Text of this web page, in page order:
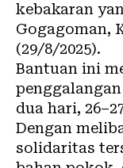
kebakaran
Gogagoman,
(29/8/2025).
Bantuan ini
dua hari,
Dengan
solidaritas